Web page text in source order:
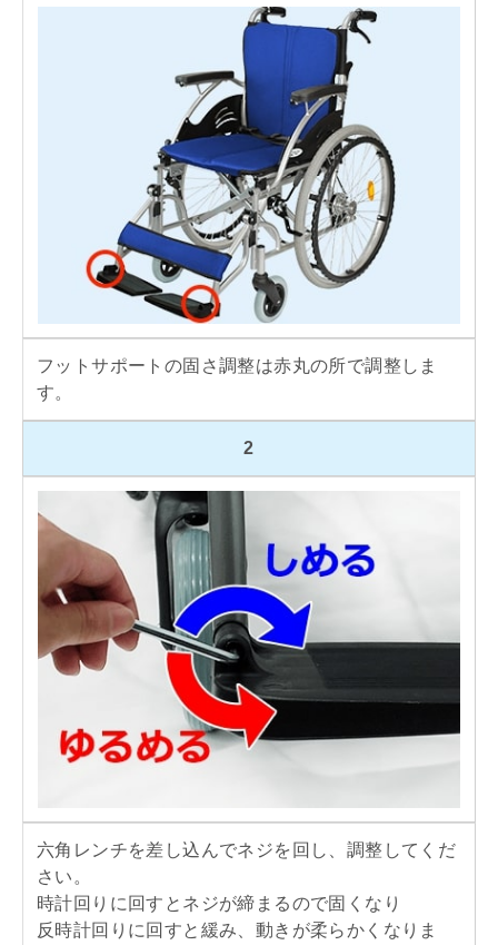
フットサポートの固さ調整は赤丸の所で調整しま
す。
2
六角レンチを差し込んでネジを回し、調整してくだ
さい。
時計回りに回すとネジが締まるので固くなり
反時計回りに回すと緩み、動きが柔らかくなりま